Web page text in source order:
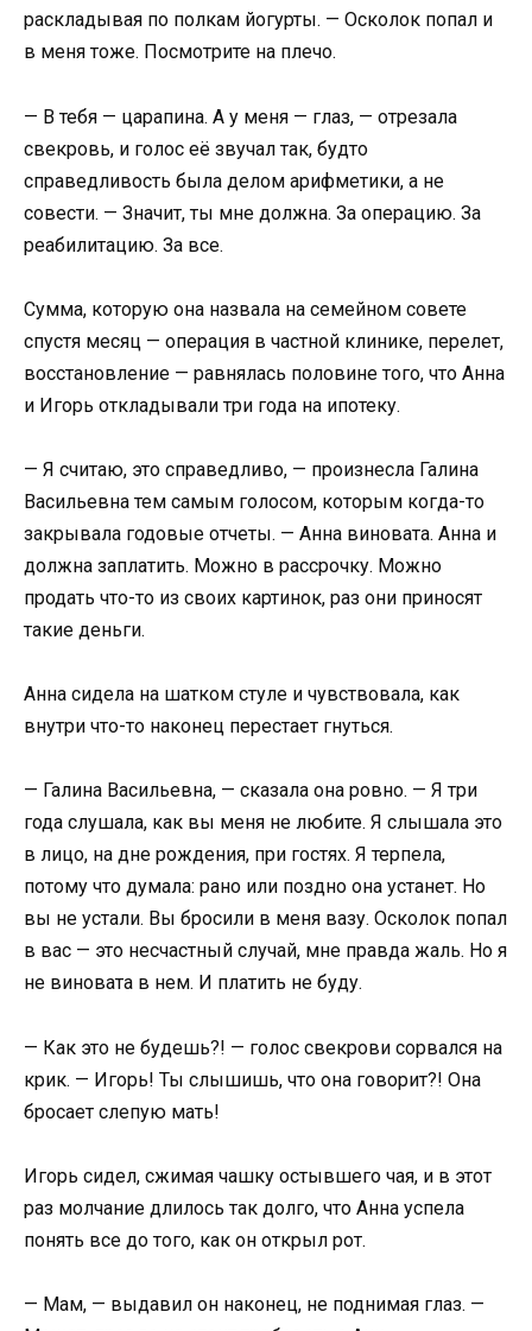
раскладывая по полкам йогурты. — Осколок попал и
в меня тоже. Посмотрите на плечо.
— В тебя — царапина. А у меня — глаз, — отрезала
свекровь, и голос её звучал так, будто
справедливость была делом арифметики, а не
совести. — Значит, ты мне должна. За операцию. За
реабилитацию. За все.
Сумма, которую она назвала на семейном совете
спустя месяц — операция в частной клинике, перелет,
восстановление — равнялась половине того, что Анна
и Игорь откладывали три года на ипотеку.
— Я считаю, это справедливо, — произнесла Галина
Васильевна тем самым голосом, которым когда-то
закрывала годовые отчеты. — Анна виновата. Анна и
должна заплатить. Можно в рассрочку. Можно
продать что-то из своих картинок, раз они приносят
такие деньги.
Анна сидела на шатком стуле и чувствовала, как
внутри что-то наконец перестает гнуться.
— Галина Васильевна, — сказала она ровно. — Я три
года слушала, как вы меня не любите. Я слышала это
в лицо, на дне рождения, при гостях. Я терпела,
потому что думала: рано или поздно она устанет. Но
вы не устали. Вы бросили в меня вазу. Осколок попал
в вас — это несчастный случай, мне правда жаль. Но я
не виновата в нем. И платить не буду.
— Как это не будешь?! — голос свекрови сорвался на
крик. — Игорь! Ты слышишь, что она говорит?! Она
бросает слепую мать!
Игорь сидел, сжимая чашку остывшего чая, и в этот
раз молчание длилось так долго, что Анна успела
понять все до того, как он открыл рот.
— Мам, — выдавил он наконец, не поднимая глаз. —